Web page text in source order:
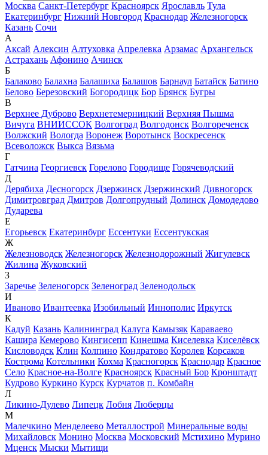
Москва Санкт-Петербург Красноярск Ярославль Тула
Екатеринбург Нижний Новгород Краснодар Железногорск
Казань Сочи
А
Аксай Алексин Алтуховка Апрелевка Арзамас Архангельск
Астрахань Афонино Ачинск
Б
Балаково Балахна Балашиха Балашов Барнаул Батайск Батино
Белово Березовский Богородицк Бор Брянск Бугры
В
Верхнее Дуброво Верхнетемерницкий Верхняя Пышма
Вичуга ВНИИССОК Волгоград Волгодонск Волгореченск
Волжский Вологда Воронеж Воротынск Воскресенск
Всеволожск Выкса Вязьма
Г
Гатчина Георгиевск Горелово Городище Горячеводский
Д
Дерябиха Десногорск Дзержинск Дзержинский Дивногорск
Димитровград Дмитров Долгопрудный Долинск Домодедово
Дударева
Е
Егорьевск Екатеринбург Ессентуки Ессентукская
Ж
Железноводск Железногорск Железнодорожный Жигулевск
Жилина Жуковский
З
Заречье Зеленогорск Зеленоград Зеленодольск
И
Иваново Ивантеевка Изобильный Иннополис Иркутск
К
Кадуй Казань Калининград Калуга Камызяк Караваево
Кашира Кемерово Кингисепп Кинешма Киселевка Киселёвск
Кисловодск Клин Колпино Кондратово Королев Корсаков
Кострома Котельники Кохма Красногорск Краснодар Красное
Село Красное-на-Волге Красноярск Красный Бор Кронштадт
Кудрово Куркино Курск Курчатов п. Комбайн
Л
Ликино-Дулево Липецк Лобня Люберцы
М
Малечкино Менделеево Металлострой Минеральные воды
Михайловск Монино Москва Московский Мстихино Мурино
Мценск Мыски Мытищи